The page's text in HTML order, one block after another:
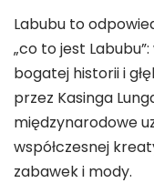
Labubu to
„co to jest
bogatej historii i
przez Kasinga
międzynarodowe
współczesnej
zabawek i mody.